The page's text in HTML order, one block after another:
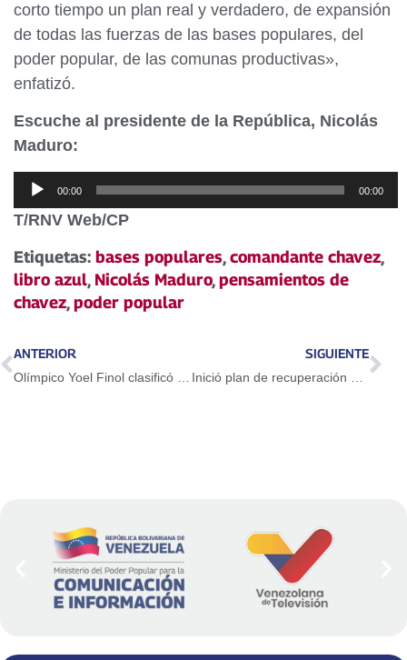
corto tiempo un plan real y verdadero, de expansión
de todas las fuerzas de las bases populares, del
poder popular, de las comunas productivas»,
enfatizó.
Escuche al presidente de la República, Nicolás
Maduro:
Reproductor
de
audio
00:00 00:00
T/RNV Web/CP
Etiquetas: bases populares,comandante chavez,
libro azul, Nicolás Maduro,pensamientos de
chavez,poder popular
ANTERIOR
Olímpico Yoel Finol clasificó a la final por el oro Bolivariano
SIGUIENTE
Inició plan de recuperación de ambulancias en Falcón